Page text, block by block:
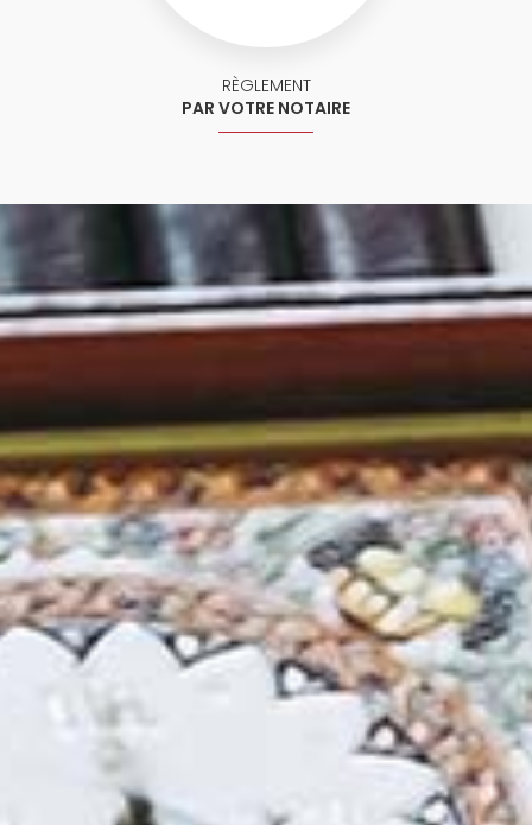
RÈGLEMENT
PAR VOTRE NOTAIRE